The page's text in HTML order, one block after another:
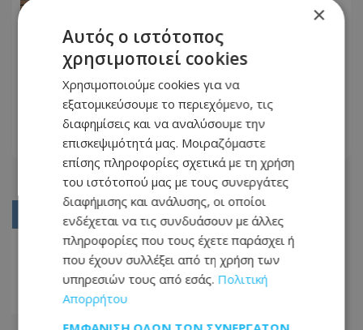
Νοσοκομείο Τροόδους: Εκπέμπει SOS
ο Διευθυντής του - «Τριτοκοσμικές
οι συνθήκες»
18.04.2024 - 17:41
ΔΙΑΒΆΣΤΕ ΠΕΡΙΣΣΌΤΕΡΑ
02
×
Αυτός ο ιστότοπος
χρησιμοποιεί cookies
Χρησιμοποιούμε cookies για να
εξατομικεύσουμε το περιεχόμενο, τις
διαφημίσεις και να αναλύσουμε την
επισκεψιμότητά μας. Μοιραζόμαστε
επίσης πληροφορίες σχετικά με τη χρήση
του ιστότοπού μας με τους συνεργάτες
διαφήμισης και ανάλυσης, οι οποίοι
ενδέχεται να τις συνδυάσουν με άλλες
πληροφορίες που τους έχετε παράσχει ή
που έχουν συλλέξει από τη χρήση των
υπηρεσιών τους από εσάς. Πολιτική
Απορρήτου